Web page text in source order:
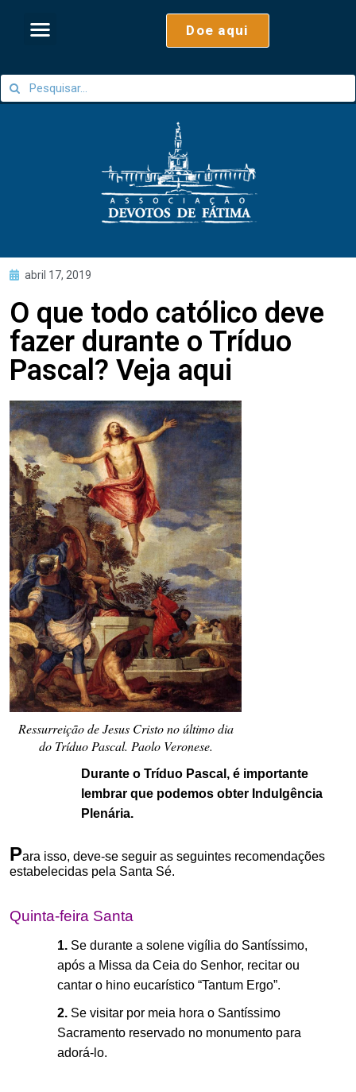
Doe aqui
abril 17, 2019
O que todo católico deve
fazer durante o Tríduo
Pascal? Veja aqui
Ressurreição de Jesus Cristo no último dia
do Tríduo Pascal. Paolo Veronese.
Durante o Tríduo Pascal, é importante
lembrar que podemos obter Indulgência
Plenária.
Para isso, deve-se seguir as seguintes recomendações
estabelecidas pela Santa Sé.
Quinta-feira Santa
1. Se durante a solene vigília do Santíssimo,
após a Missa da Ceia do Senhor, recitar ou
cantar o hino eucarístico “Tantum Ergo”.
2. Se visitar por meia hora o Santíssimo
Sacramento reservado no monumento para
adorá-lo.